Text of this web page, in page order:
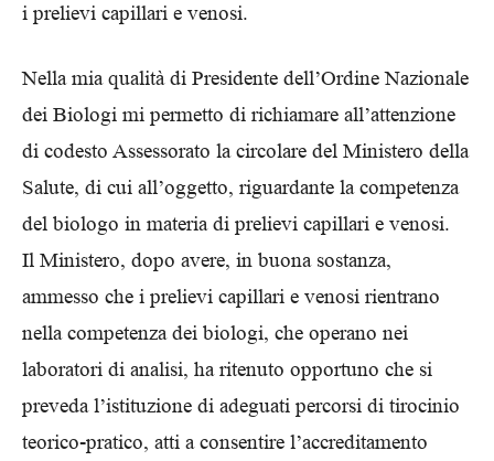
i prelievi capillari e venosi.
Nella mia qualità di Presidente dell’Ordine Nazionale
dei Biologi mi permetto di richiamare all’attenzione
di codesto Assessorato la circolare del Ministero della
Salute, di cui all’oggetto, riguardante la competenza
del biologo in materia di prelievi capillari e venosi.
Il Ministero, dopo avere, in buona sostanza,
ammesso che i prelievi capillari e venosi rientrano
nella competenza dei biologi, che operano nei
laboratori di analisi, ha ritenuto opportuno che si
preveda l’istituzione di adeguati percorsi di tirocinio
teorico-pratico, atti a consentire l’accreditamento